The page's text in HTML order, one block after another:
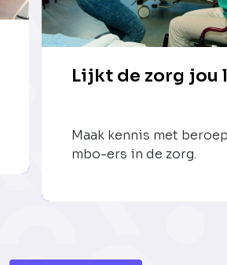
Lijkt de zorg jou
Maak kennis met
mbo-ers in de zorg.